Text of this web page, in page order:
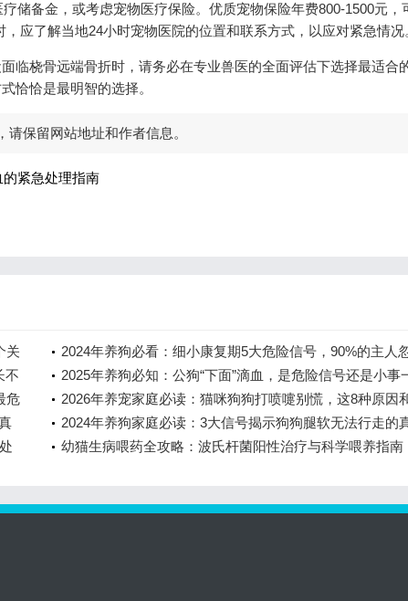
储备金，或考虑宠物医疗保险。优质宠物保险年费800-1500元，
应了解当地24小时宠物医院的位置和联系方式，以应对紧急情况
临桡骨远端骨折时，请务必在专业兽医的全面评估下选择最适合
恰恰是最明智的选择。
保留网站地址和作者信息。
紧急处理指南
关
2024年养狗必看：细小康复期5大危险信号，90%的主人
略了第3条
不
2025年养狗必知：公狗“下面”滴血，是危险信号还是小事
桩？十年宠物专家深度解
危
2026年养宠家庭必读：猫咪狗狗打喷嚏别慌，这8种原因
应对方案你必须知道
2024年养狗家庭必读：3大信号揭示狗狗腿软无法行走的
相
幼猫生病喂药全攻略：波氏杆菌阳性治疗与科学喂养指南